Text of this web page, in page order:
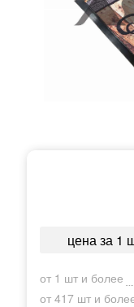
цена за 1
от 1 шт и более
от 417 шт и